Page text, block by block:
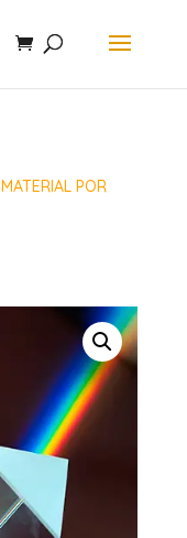
MATERIAL POR